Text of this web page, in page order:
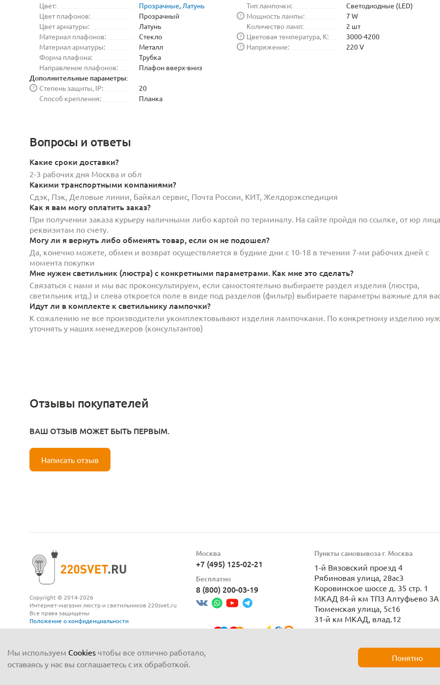
Цвет:
Прозрачные, Латунь
Цвет плафонов:
Прозрачный
Цвет арматуры:
Латунь
Материал плафонов:
Стекло
Материал арматуры:
Металл
Форма плафона:
Трубка
Направление плафонов:
Плафон вверх-вниз
Тип лампочки:
Светодиодные (LED)
Мощность лампы:
?
7 W
Количество ламп:
2 шт
Цветовая температура, K:
?
3000-4200
Напряжение:
? 220 V
Дополнительные параметры:
Степень защиты, IP:
?
20
Способ крепления:
Планка
Вопросы и ответы
Какие сроки доставки?
2-3 рабочих дня Москва и обл
Какими транспортными компаниями?
Сдэк, Пэк, Деловые линии, Байкал сервис, Почта России, КИТ, Желдорэкспедиция
Как я вам могу оплатить заказ?
При получении заказа курьеру наличными либо картой по терминалу. На сайте пройдя по ссылке, от юр
реквизитам по счету.
Могу ли я вернуть либо обменять товар, если он не подошел?
Да, конечно можете, обмен и возврат осуществляется в будние дни с 10-18 в течении 7-ми рабочих дней с
момента покупки
Мне нужен светильник (люстра) с конкретными параметрами. Как мне это сделать?
Связаться с нами и мы вас проконсультируем, если самостоятельно выбираете раздел изделия (люстра,
светильник итд.) и слева откроется поле в виде под разделов (фильтр) выбираете параметры важные для
Идут ли в комплекте к светильнику лампочки?
К сожалению не все производители укомплектовывают изделия лампочками. По конкретному изделию
уточнять у наших менеджеров (консультантов)
Отзывы покупателей
ВАШ ОТЗЫВ МОЖЕТ БЫТЬ ПЕРВЫМ.
Написать отзыв
Copyright © 2014-2026
Интернет-магазин люстр и светильников 220svet.ru
Все права защищены
Положение о конфиденциальности
Москва
+7 (495) 125-02-21
Бесплатно
8 (800) 200-03-19
Пункты самовывоза г. Москва
1-й Вязовский проезд 4
Рябиновая улица, 28ас3
Коровинское шоссе д. 35 стр. 1
МКАД 84-й км ТПЗ Алтуфьево 3А
Тюменская улица, 5с16
31-й км МКАД, влад.12
Мы используем Cookies чтобы все отлично работало,
оставаясь у нас вы соглашаетесь с их обработкой.
Понятно